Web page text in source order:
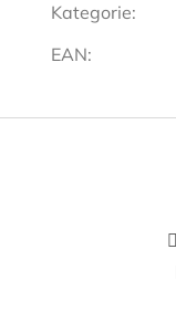
Kategorie:
EAN:
Z